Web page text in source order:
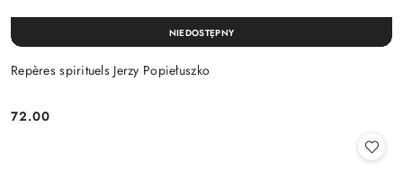
Repères spirituels Jerzy Popiełuszko
Cena:
72.00
NIEDOSTĘPNY